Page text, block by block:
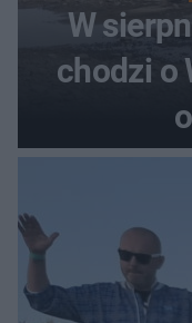
W
chodzi o